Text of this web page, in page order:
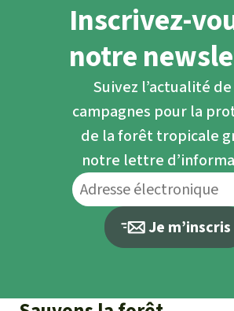
Inscrivez-
notre
Suivez l’actualité
campagnes pour la
de la forêt tropicale
notre lettre
Je m’inscris